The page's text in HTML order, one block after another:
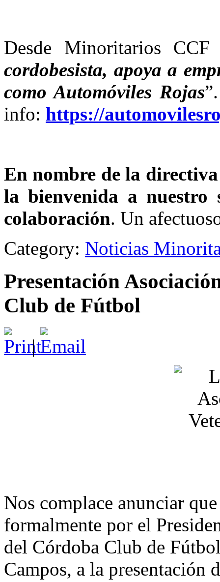
Desde Minoritarios CCF
cordobesista, apoya a
como Automóviles Rojas
info: https://
En nombre de la
la bienvenida a
colaboración. Un
Category: Noticias
Presentación
Club de Fútbol
|
Nos complace anunciar
formalmente por el
del Córdoba Club de
Campos, a la presentación